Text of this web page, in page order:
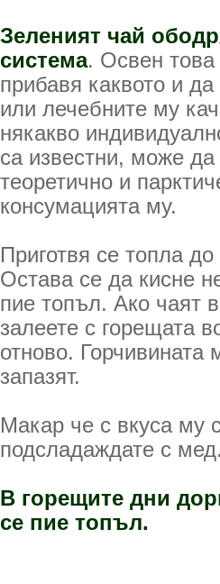
Зеленият чай
система. Освен това
прибавя каквото и
или лечебните му
някакво
са известни, може
теоретично и
консумацията му.
Приготвя се топла
Остава се да кисне
пие топъл. Ако чаят
залеете с горещата
отново.
запазят.
Макар че с вкуса му
подсладаждате с мед.
В горещите дни
се пие топъл.